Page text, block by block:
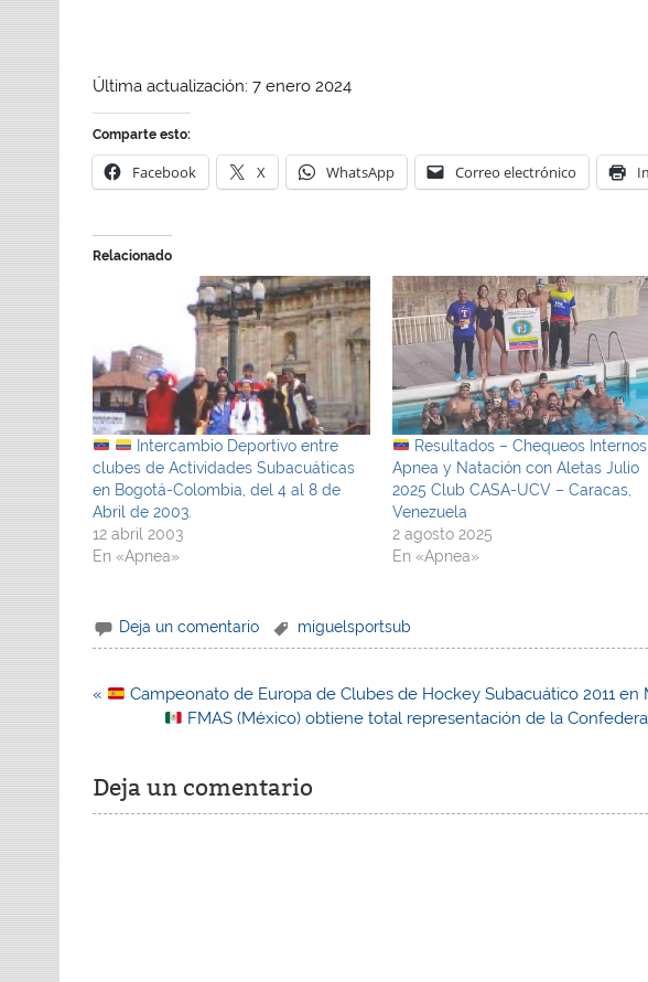
Última actualización: 7 enero 2024
Comparte esto:
Facebook X WhatsApp Correo electrónico
Relacionado
Intercambio Deportivo entre
clubes de Actividades Subacuáticas
en Bogotá-Colombia, del 4 al 8 de
Abril de 2003.
12 abril 2003
En «Apnea»
Resultados – Chequeos Internos
Apnea y Natación con Aletas Julio
2025 Club CASA-UCV – Caracas,
Venezuela
2 agosto 2025
En «Apnea»
Deja un comentario miguelsportsub
Navegación
«
Campeonato de Europa de Clubes de Hockey Subacuático 2011 en
FMAS (México) obtiene total representación de la
Deja un comentario